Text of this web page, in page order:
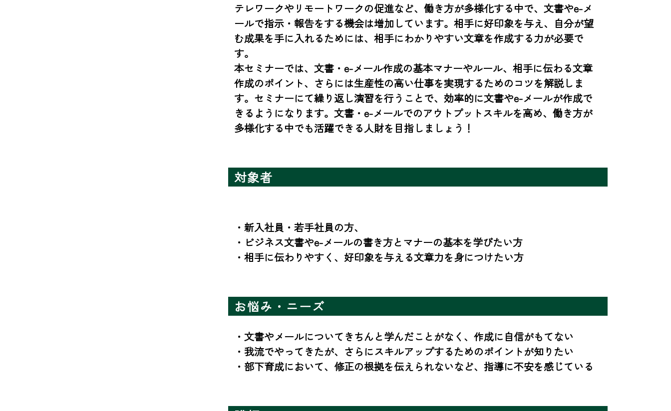
テレワークやリモートワークの促進など、働き方が多様化する中で、文書やe-メ
ールで指示・報告をする機会は増加しています。相手に好印象を与え、自分が望
む成果を手に入れるためには、相手にわかりやすい文章を作成する力が必要で
す。
本セミナーでは、文書・e-メール作成の基本マナーやルール、相手に伝わる文章
作成のポイント、さらには生産性の高い仕事を実現するためのコツを解説しま
す。セミナーにて繰り返し演習を行うことで、効率的に文書やe-メールが作成で
きるようになります。文書・e-メールでのアウトプットスキルを高め、働き方が
多様化する中でも活躍できる人財を目指しましょう！
対象者
・新入社員・若手社員の方、
・ビジネス文書やe-メールの書き方とマナーの基本を学びたい方
・相手に伝わりやすく、好印象を与える文章力を身につけたい方
お悩み・ニーズ
・文書やメールについてきちんと学んだことがなく、作成に自信がもてない
・我流でやってきたが、さらにスキルアップするためのポイントが知りたい
・部下育成において、修正の根拠を伝えられないなど、指導に不安を感じている